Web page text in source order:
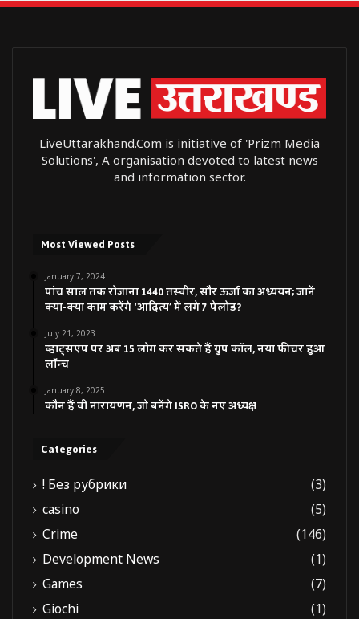
LiveUttarakhand.Com is initiative of 'Prizm Media
Solutions', A organisation devoted to latest news
and information sector.
Most Viewed Posts
January 7, 2024
पांच साल तक रोजाना 1440 तस्वीर, सौर ऊर्जा का अध्ययन; जानें
क्या-क्या काम करेंगे ‘आदित्य’ में लगे 7 पेलोड?
July 21, 2023
व्हाट्सएप पर अब 15 लोग कर सकते हैं ग्रुप कॉल, नया फीचर हुआ
लॉन्च
January 8, 2025
कौन हैं वी नारायणन, जो बनेंगे ISRO के नए अध्यक्ष
Categories
! Без рубрики
(3)
casino
(5)
Crime
(146)
Development News
(1)
Games
(7)
Giochi
(1)